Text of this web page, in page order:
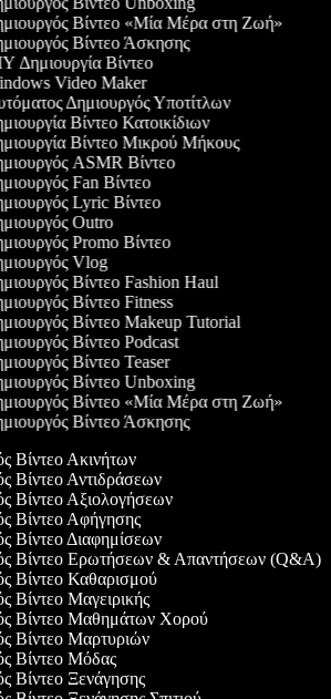
Βίντεο «Μία Μέρα στη Ζωή»
Βίντεο Άσκησης
Δημιουργία Βίντεο
Video Maker
Δημιουργός Υποτίτλων
Βίντεο Κατοικίδιων
Βίντεο Μικρού Μήκους
ASMR Βίντεο
Fan Βίντεο
Lyric Βίντεο
Outro
Promo Βίντεο
Vlog
Βίντεο Fashion Haul
Βίντεο Fitness
Βίντεο Makeup Tutorial
Βίντεο Podcast
Βίντεο Teaser
Βίντεο Unboxing
Βίντεο «Μία Μέρα στη Ζωή»
Βίντεο Άσκησης
Βίντεο Ακινήτων
Βίντεο Αντιδράσεων
Βίντεο Αξιολογήσεων
Βίντεο Αφήγησης
Βίντεο Διαφημίσεων
Βίντεο Ερωτήσεων & Απαντήσεων (Q&A)
Βίντεο Καθαρισμού
Βίντεο Μαγειρικής
Βίντεο Μαθημάτων Χορού
Βίντεο Μαρτυριών
Βίντεο Μόδας
Βίντεο Ξενάγησης